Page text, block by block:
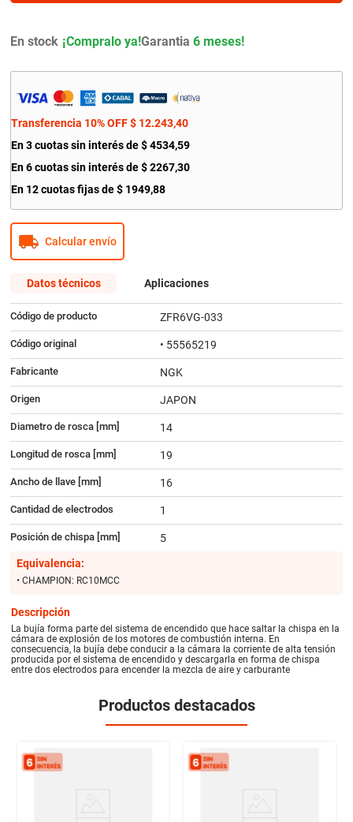
En stock Garantia 6 meses!
Transferencia 10% OFF $ 12.243,40
En 3 cuotas sin interés de $ 4534,59
En 6 cuotas sin interés de$ 2267,30
En 12 cuotas fijas de $ 1949,88
Calcular envío
Datos técnicos Aplicaciones
Código de producto ZFR6VG-033
Código original • 55565219
Fabricante NGK
Origen JAPON
Diametro de rosca [mm] 14
Longitud de rosca [mm] 19
Ancho de llave [mm] 16
Cantidad de electrodos 1
Posición de chispa [mm]
5
Equivalencia:
• CHAMPION: RC10MCC
Descripción
La bujía forma parte del sistema de encendido que hace saltar la chispa en la
cámara de explosión de los motores de combustión interna. En
consecuencia, la bujía debe conducir a la cámara la corriente de alta tensión
producida por el sistema de encendido y descargarla en forma de chispa
entre dos electrodos para encender la mezcla de aire y carburante
Productos destacados
9.
amortiguador
10
bmw